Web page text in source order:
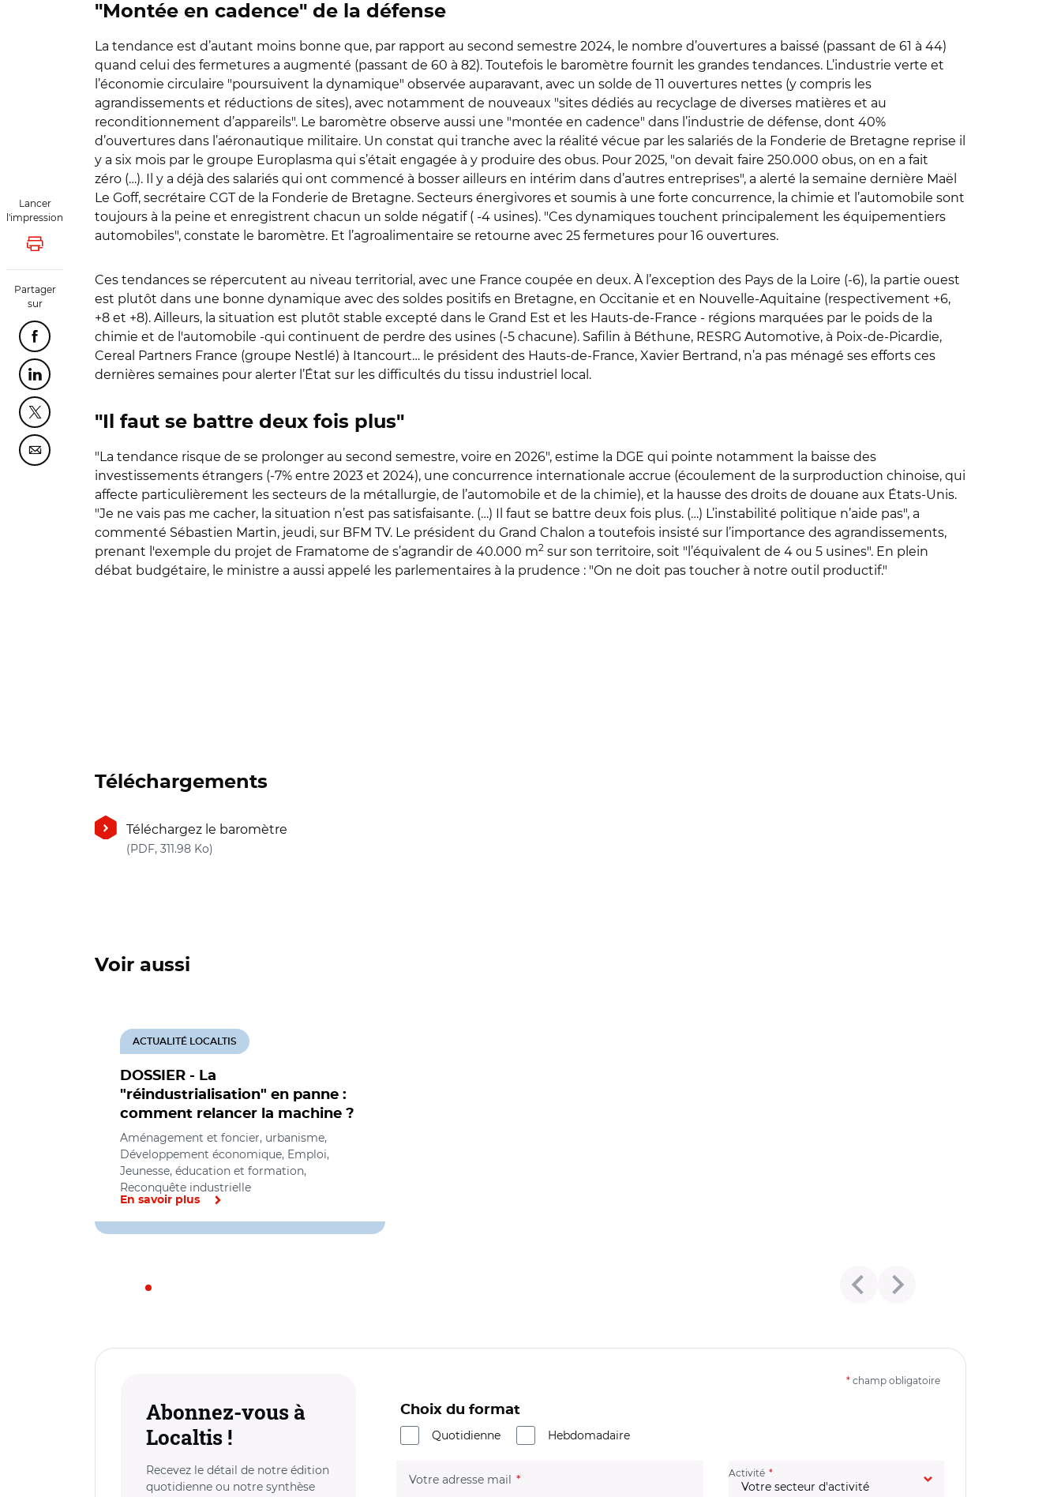
Lancer
l'impression
Lancer l'impression
Partager
sur
Partager cette page sur Facebook
Partager cette page sur Linkedin
Partager cette page sur Twitter
Partager cette page sur Courriel
"Montée en cadence" de la défense
La tendance est d’autant moins bonne que, par rapport au second semestre 2024, le nombre d’ouvertures a baissé (passant de 61 à 44)
quand celui des fermetures a augmenté (passant de 60 à 82). Toutefois le baromètre fournit les grandes tendances. L’industrie verte et
l’économie circulaire "poursuivent la dynamique" observée auparavant, avec un solde de 11 ouvertures nettes (y compris les
agrandissements et réductions de sites), avec notamment de nouveaux "sites dédiés au recyclage de diverses matières et au
reconditionnement d’appareils". Le baromètre observe aussi une "montée en cadence" dans l’industrie de défense, dont 40%
d’ouvertures dans l’aéronautique militaire. Un constat qui tranche avec la réalité vécue par les salariés de la Fonderie de Bretagne reprise il
y a six mois par le groupe Europlasma qui s’était engagée à y produire des obus. Pour 2025, "on devait faire 250.000 obus, on en a fait
zéro (…). Il y a déjà des salariés qui ont commencé à bosser ailleurs en intérim dans d’autres entreprises", a alerté la semaine dernière Maël
Le Goff, secrétaire CGT de la Fonderie de Bretagne. Secteurs énergivores et soumis à une forte concurrence, la chimie et l’automobile sont
toujours à la peine et enregistrent chacun un solde négatif ( -4 usines). "Ces dynamiques touchent principalement les équipementiers
automobiles", constate le baromètre. Et l’agroalimentaire se retourne avec 25 fermetures pour 16 ouvertures.
Ces tendances se répercutent au niveau territorial, avec une France coupée en deux. À l’exception des Pays de la Loire (-6), la partie ouest
est plutôt dans une bonne dynamique avec des soldes positifs en Bretagne, en Occitanie et en Nouvelle-Aquitaine (respectivement +6,
+8 et +8). Ailleurs, la situation est plutôt stable excepté dans le Grand Est et les Hauts-de-France - régions marquées par le poids de la
chimie et de l'automobile -qui continuent de perdre des usines (-5 chacune). Safilin à Béthune, RESRG Automotive, à Poix-de-Picardie,
Cereal Partners France (groupe Nestlé) à Itancourt… le président des Hauts-de-France, Xavier Bertrand, n’a pas ménagé ses efforts ces
dernières semaines pour alerter l’État sur les difficultés du tissu industriel local.
"Il faut se battre deux fois plus"
"La tendance risque de se prolonger au second semestre, voire en 2026", estime la DGE qui pointe notamment la baisse des
investissements étrangers (-7% entre 2023 et 2024), une concurrence internationale accrue (écoulement de la surproduction chinoise, qui
affecte particulièrement les secteurs de la métallurgie, de l’automobile et de la chimie), et la hausse des droits de douane aux États-Unis.
"Je ne vais pas me cacher, la situation n’est pas satisfaisante. (…) Il faut se battre deux fois plus. (…) L’instabilité politique n’aide pas", a
commenté Sébastien Martin, jeudi, sur BFM TV. Le président du Grand Chalon a toutefois insisté sur l’importance des agrandissements,
prenant l'exemple du projet de Framatome de s’agrandir de 40.000 m2 sur son territoire, soit "l’équivalent de 4 ou 5 usines". En plein
débat budgétaire, le ministre a aussi appelé les parlementaires à la prudence : "On ne doit pas toucher à notre outil productif."
Téléchargements
Téléchargez le baromètre
(PDF, 311.98 Ko)
Voir aussi
DOSSIER - La
"réindustrialisation" en panne :
comment relancer la machine ?
ACTUALITÉ LOCALTIS
Aménagement et foncier, urbanisme,
Développement économique, Emploi,
Jeunesse, éducation et formation,
Reconquête industrielle
En savoir plus
Abonnez-vous à
Localtis !
Recevez le détail de notre édition
quotidienne ou notre synthèse
* champ obligatoire
Choix du format
Quotidienne
Hebdomadaire
Votre adresse mail (champ obligatoire) Activité (champ obligatoire)